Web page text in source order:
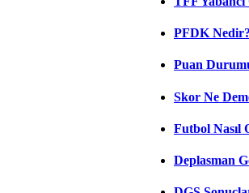
PFDK
Puan
Skor Ne
Futbol Nasıl
Deplasman